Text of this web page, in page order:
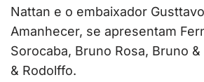
Nattan e o embaixador
Amanhecer, se apresentam
Sorocaba, Bruno Rosa, Bruno
& Rodolffo.